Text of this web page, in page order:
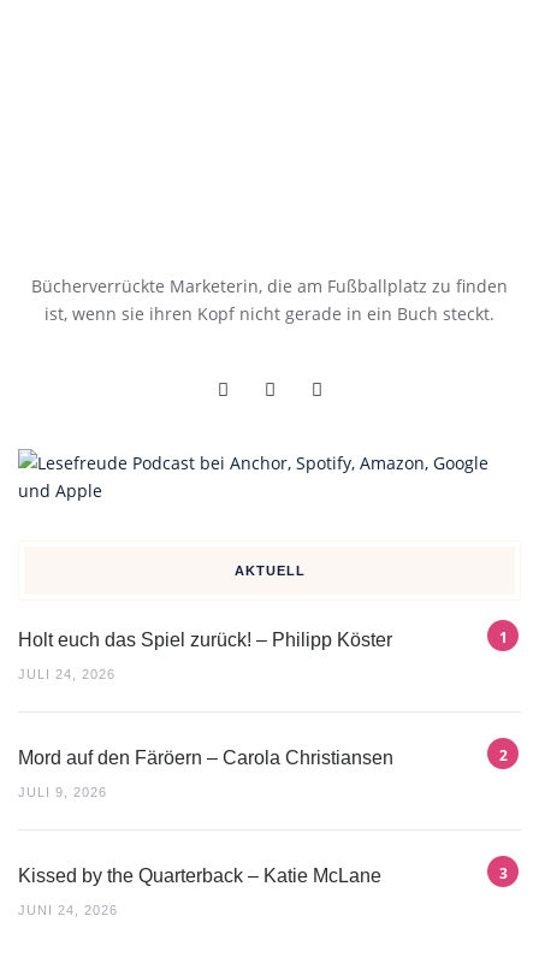
Bücherverrückte Marketerin, die am Fußballplatz zu finden
ist, wenn sie ihren Kopf nicht gerade in ein Buch steckt.
AKTUELL
Holt euch das Spiel zurück! – Philipp Köster
JULI 24, 2026
Mord auf den Färöern – Carola Christiansen
JULI 9, 2026
Kissed by the Quarterback – Katie McLane
JUNI 24, 2026